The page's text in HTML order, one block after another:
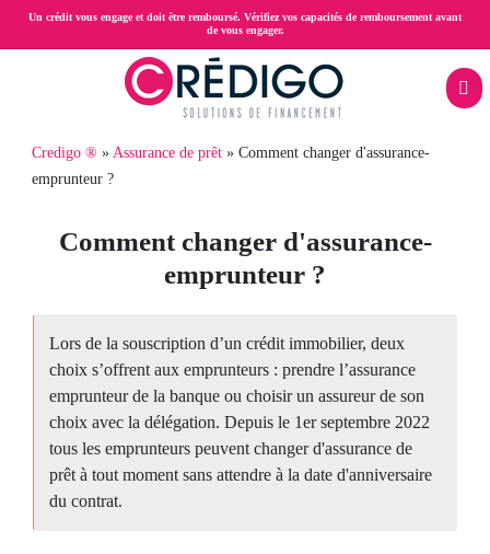
Aller
Un crédit vous engage et doit être remboursé. Vérifiez vos capacités de remboursement avant
de vous engager.
Fil
d'Ariane
Credigo ® Assurance de prêt
Comment changer d'assurance-
emprunteur ?
Comment changer d'assurance-
emprunteur ?
Lors de la souscription d’un crédit immobilier, deux
choix s’offrent aux emprunteurs : prendre l’assurance
emprunteur de la banque ou choisir un assureur de son
choix avec la délégation. Depuis le 1er septembre 2022
tous les emprunteurs peuvent changer d'assurance de
prêt à tout moment sans attendre à la date d'anniversaire
du contrat.
Menu
Rachat
crédits
rachat
crédit
Crédit